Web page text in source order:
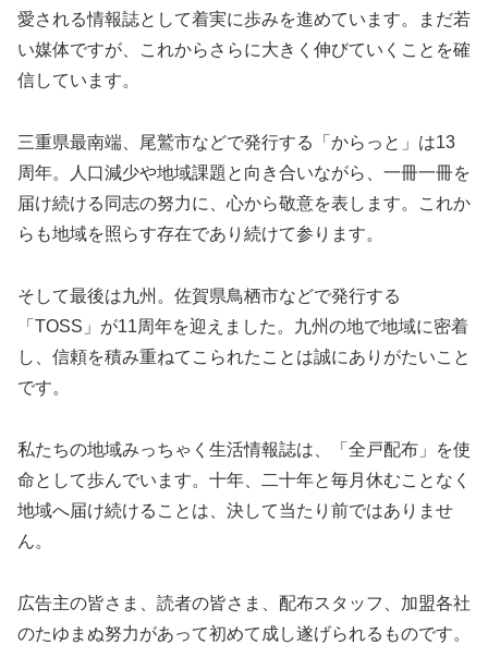
愛される情報誌として着実に歩みを進めています。まだ若
い媒体ですが、これからさらに大きく伸びていくことを確
信しています。
三重県最南端、尾鷲市などで発行する「からっと」は13
周年。人口減少や地域課題と向き合いながら、一冊一冊を
届け続ける同志の努力に、心から敬意を表します。これか
らも地域を照らす存在であり続けて参ります。
そして最後は九州。佐賀県鳥栖市などで発行する
「TOSS」が11周年を迎えました。九州の地で地域に密着
し、信頼を積み重ねてこられたことは誠にありがたいこと
です。
私たちの地域みっちゃく生活情報誌は、「全戸配布」を使
命として歩んでいます。十年、二十年と毎月休むことなく
地域へ届け続けることは、決して当たり前ではありませ
ん。
広告主の皆さま、読者の皆さま、配布スタッフ、加盟各社
のたゆまぬ努力があって初めて成し遂げられるものです。